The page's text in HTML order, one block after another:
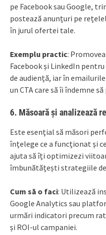
pe Facebook sau Google,
postează anunțuri pe
în jurul ofertei tale.
Exemplu practic:
Facebook și LinkedIn
de audiență, iar în
un CTA care să îi îndemne
6. Măsoară și analizează
Este esențial să măsori
înțelege ce a funcționat și
ajuta să îți optimizezi
îmbunătățești strategiile
Cum să o faci: Utilizează
Google Analytics sau
urmări indicatori precum
și ROI-ul campaniei.